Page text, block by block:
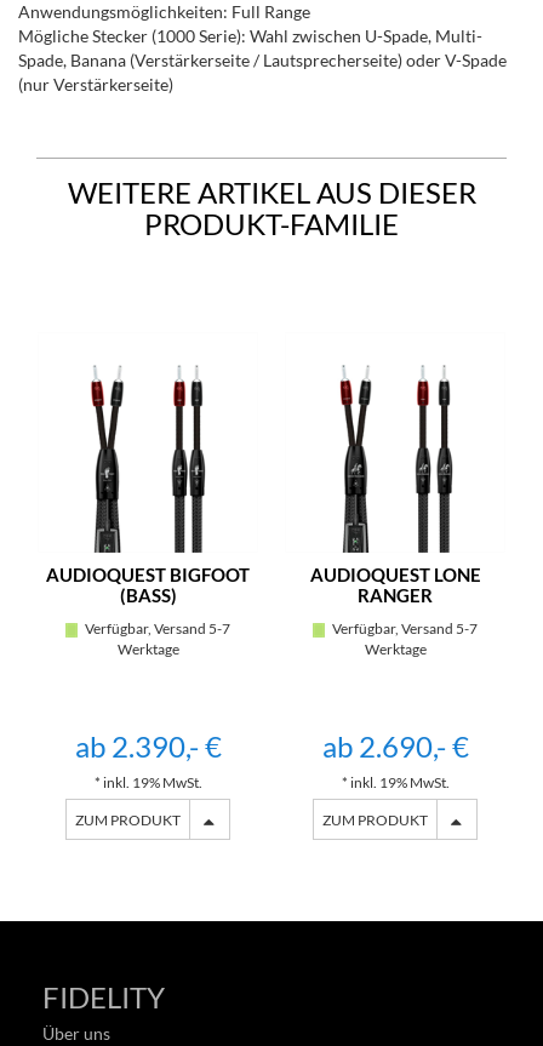
Anwendungsmöglichkeiten: Full Range
Mögliche Stecker (1000 Serie): Wahl zwischen U-Spade, Multi-
Spade, Banana (Verstärkerseite / Lautsprecherseite) oder V-Spade
(nur Verstärkerseite)
WEITERE ARTIKEL AUS DIESER
PRODUKT-FAMILIE
AUDIOQUEST BIGFOOT
(BASS)
Verfügbar, Versand 5-7
Werktage
ab 2.390,- €
* inkl. 19% MwSt.
ZUM PRODUKT
AUDIOQUEST LONE
RANGER
Verfügbar, Versand 5-7
Werktage
ab 2.690,- €
* inkl. 19% MwSt.
ZUM PRODUKT
FIDELITY
Über uns